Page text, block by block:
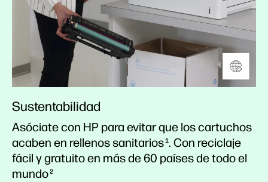
Sustentabilidad
Asóciate con HP para evitar que los cartuchos
acaben en rellenos sanitarios1. Con reciclaje
fácil y gratuito en más de 60 países de todo el
mundo2